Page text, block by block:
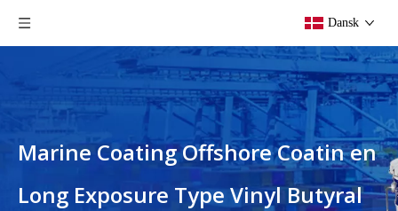
Dansk
Marine Coating Offshore Coatin en
Long Exposure Type Vinyl Butyral